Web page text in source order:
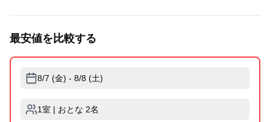
最安値を比較する
8/7 (金) - 8/8 (土)
1室 | おとな 2名